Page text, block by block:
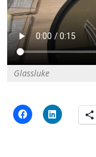
Glassluke